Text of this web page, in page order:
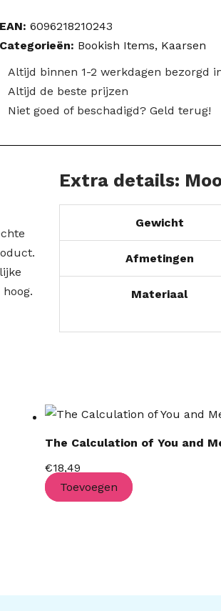
EAN: 6096218210243
Categorieën: Bookish Items, Kaarsen
Altijd binnen 1-2 werkdagen bezorgd
Altijd de beste prijzen
Niet goed of beschadigd? Geld terug!
Extra details:
Gewicht
Afmetingen
Materiaal
The Calculation of You and
€18,49
Toevoegen